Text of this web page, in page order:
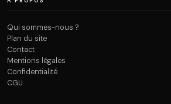
Qui sommes-nous ?
Plan du site
Contact
Mentions légales
Confidentialité
CGU